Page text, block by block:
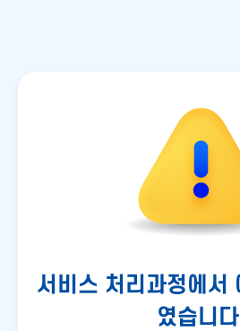
서비스 처리과정에서
였습니